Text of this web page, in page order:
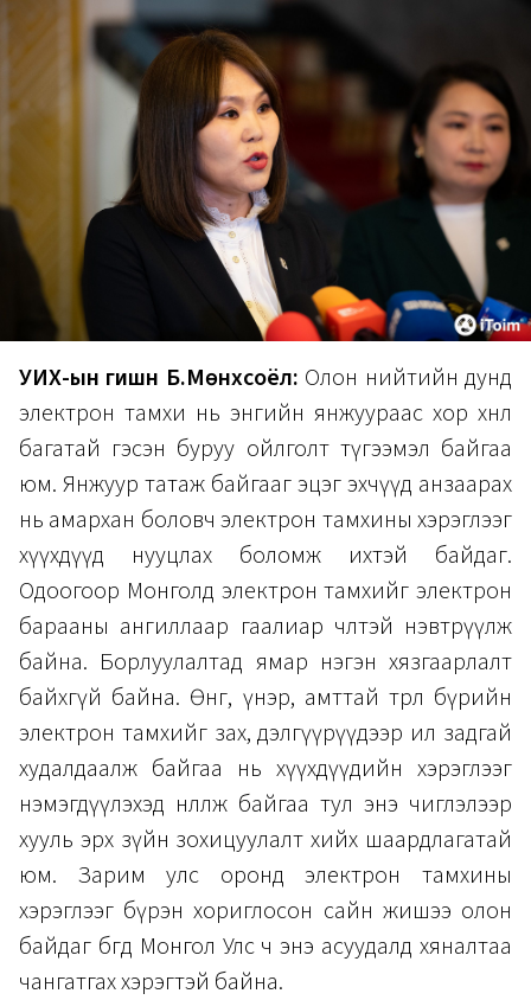
УИХ-ын гишүүн Б.Мөнхсоёл: Олон нийтийн дунд
электрон тамхи нь энгийн янжуураас хор хөнөөл
багатай гэсэн буруу ойлголт түгээмэл байгаа
юм. Янжуур татаж байгааг эцэг эхчүүд анзаарах
нь амархан боловч электрон тамхины хэрэглээг
хүүхдүүд нууцлах боломж ихтэй байдаг.
Одоогоор Монголд электрон тамхийг электрон
барааны ангиллаар гаалиар чөлөөтэй нэвтрүүлж
байна. Борлуулалтад ямар нэгэн хязгаарлалт
байхгүй байна. Өнгө, үнэр, амттай төрөл бүрийн
электрон тамхийг зах, дэлгүүрүүдээр ил задгай
худалдаалж байгаа нь хүүхдүүдийн хэрэглээг
нэмэгдүүлэхэд нөлөөлж байгаа тул энэ чиглэлээр
хууль эрх зүйн зохицуулалт хийх шаардлагатай
юм. Зарим улс оронд электрон тамхины
хэрэглээг бүрэн хориглосон сайн жишээ олон
байдаг бөгөөд Монгол Улс ч энэ асуудалд хяналтаа
чангатгах хэрэгтэй байна.